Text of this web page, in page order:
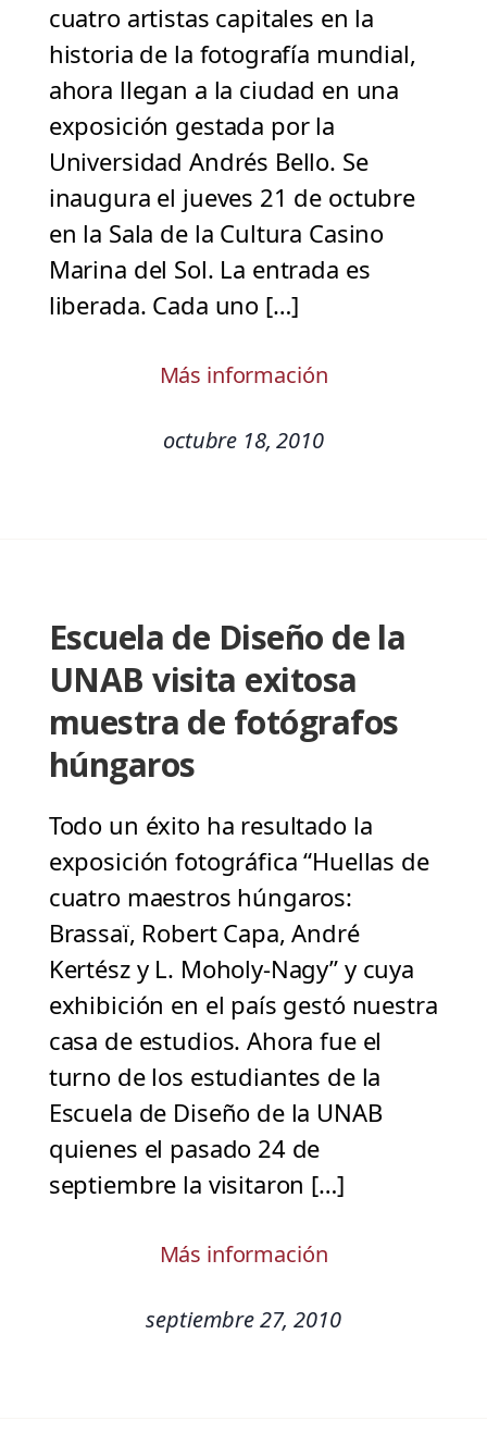
cuatro artistas capitales en la
historia de la fotografía mundial,
ahora llegan a la ciudad en una
exposición gestada por la
Universidad Andrés Bello. Se
inaugura el jueves 21 de octubre
en la Sala de la Cultura Casino
Marina del Sol. La entrada es
liberada. Cada uno […]
Más información
octubre 18, 2010
Escuela de Diseño de la
UNAB visita exitosa
muestra de fotógrafos
húngaros
Todo un éxito ha resultado la
exposición fotográfica “Huellas de
cuatro maestros húngaros:
Brassaï, Robert Capa, André
Kertész y L. Moholy-Nagy” y cuya
exhibición en el país gestó nuestra
casa de estudios. Ahora fue el
turno de los estudiantes de la
Escuela de Diseño de la UNAB
quienes el pasado 24 de
septiembre la visitaron […]
Más información
septiembre 27, 2010